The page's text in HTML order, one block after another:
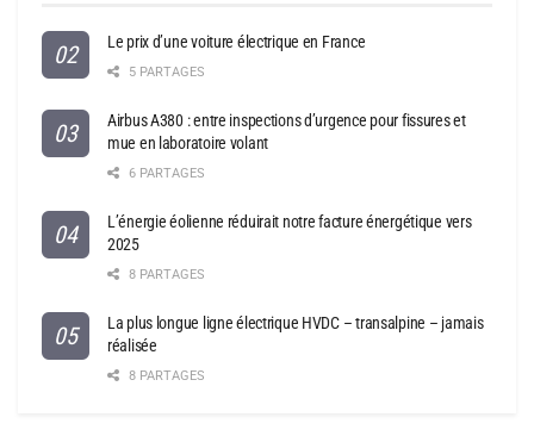
Le prix d’une voiture électrique en France
5 PARTAGES
Airbus A380 : entre inspections d’urgence pour fissures et
mue en laboratoire volant
6 PARTAGES
L’énergie éolienne réduirait notre facture énergétique vers
2025
8 PARTAGES
La plus longue ligne électrique HVDC – transalpine – jamais
réalisée
8 PARTAGES